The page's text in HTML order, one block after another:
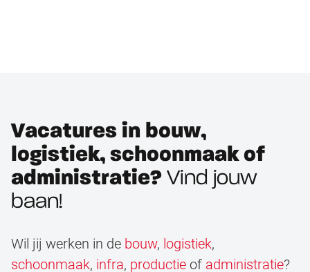
Vacatures in bouw,
logistiek, schoonmaak of
administratie? Vind jouw
baan!
Wil jij werken in de bouw, logistiek,
schoonmaak, infra, productie of administratie?